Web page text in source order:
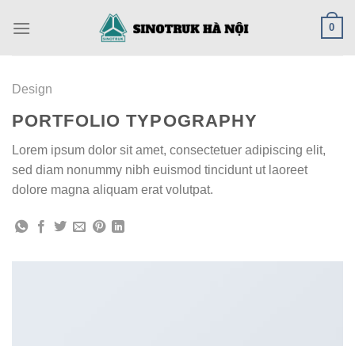
0
Design
PORTFOLIO TYPOGRAPHY
Lorem ipsum dolor sit amet, consectetuer adipiscing elit,
sed diam nonummy nibh euismod tincidunt ut laoreet
dolore magna aliquam erat volutpat.